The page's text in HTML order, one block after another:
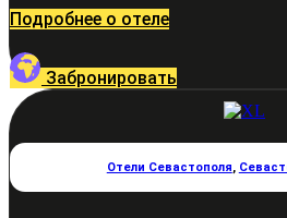
Подробнее о отеле
Забронировать
Отели Севастополя,